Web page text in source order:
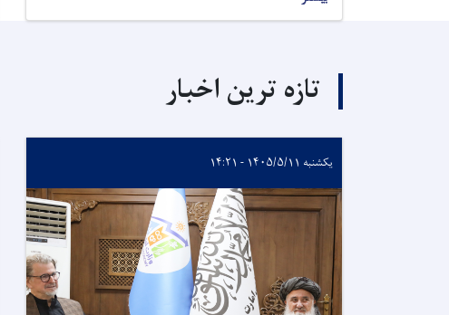
تازه ترین اخبار
یکشنبه ۱۴۰۵/۵/۱۱ - ۱۴:۲۱